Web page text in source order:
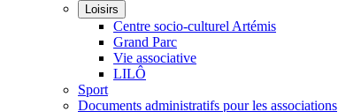
Loisirs
Centre socio-culturel Artémis
Grand Parc
Vie associative
LILÔ
Sport
Documents administratifs pour les associations